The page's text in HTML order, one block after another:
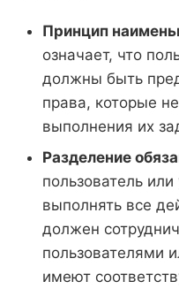
Принцип
означает, что
должны быть
права, которые
выполнения их
Разделение
пользователь
выполнять все
должен
пользователями
имеют